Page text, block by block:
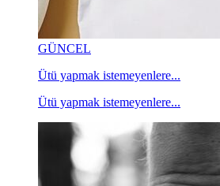
GÜNCEL
Ütü yapmak istemeyenlere...
Ütü yapmak istemeyenlere...